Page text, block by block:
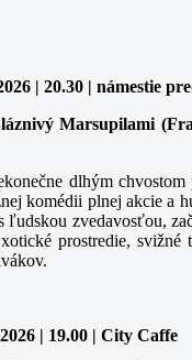
| 20.30 | námestie
Marsupilami
dlhým chvostom
komédii plnej akcie a
ľudskou zvedavosťou,
prostredie, svižné
| 19.00 | City Caffe